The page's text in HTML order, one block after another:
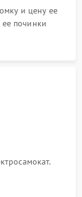
и цену ее
починки